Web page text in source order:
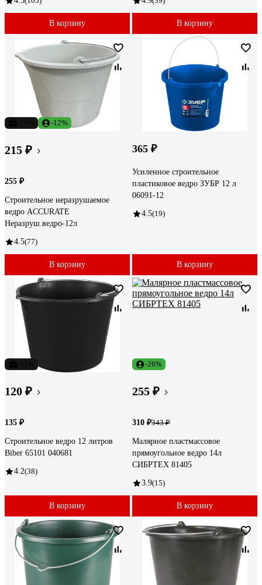
В корзину В корзину
-12%
215 ₽
255 ₽
Строительное неразрушаемое
ведро ACCURATE
Неразруш.ведро-12л
4.5(77)
В корзину
365 ₽
Усиленное строительное
пластиковое ведро ЗУБР 12 л
06091-12
4.5(19)
В корзину
120 ₽
135 ₽
Строительное ведро 12 литров
Biber 65101 040681
4.2(38)
В корзину
-26%
255 ₽
310 ₽343 ₽
Малярное пластмассовое
прямоугольное ведро 14л
СИБРТЕХ 81405
3.9(15)
В корзину